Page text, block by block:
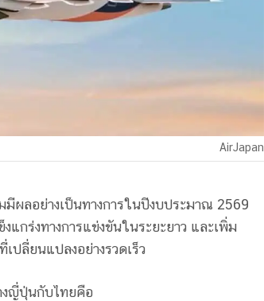
AirJapan
ผลอย่างเป็นทางการในปีงบประมาณ 2569
แกร่งทางการแข่งขันในระยะยาว และเพิ่ม
ปลี่ยนแปลงอย่างรวดเร็ว
งญี่ปุ่นกับไทยคือ